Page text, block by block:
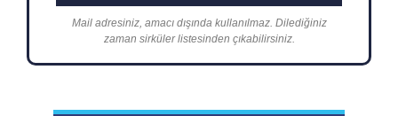
Mail adresiniz, amacı dışında kullanılmaz. Dilediğiniz
zaman sirküler listesinden çıkabilirsiniz.